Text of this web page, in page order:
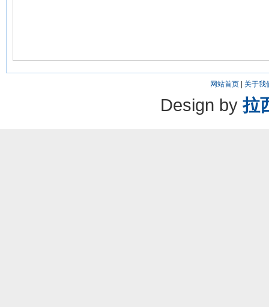
网站首页| 关于我
Design by拉